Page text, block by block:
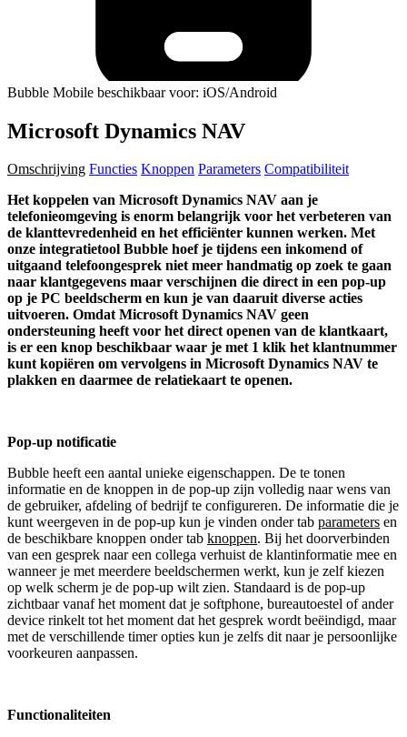
Bubble Mobile beschikbaar voor: iOS/Android
Microsoft Dynamics NAV
Omschrijving Functies Knoppen Parameters Compatibiliteit
Het koppelen van Microsoft Dynamics NAV aan je
telefonieomgeving is enorm belangrijk voor het verbeteren van
de klanttevredenheid en het efficiënter kunnen werken. Met
onze integratietool Bubble hoef je tijdens een inkomend of
uitgaand telefoongesprek niet meer handmatig op zoek te gaan
naar klantgegevens maar verschijnen die direct in een pop-up
op je PC beeldscherm en kun je van daaruit diverse acties
uitvoeren. Omdat Microsoft Dynamics NAV geen
ondersteuning heeft voor het direct openen van de klantkaart,
is er een knop beschikbaar waar je met 1 klik het klantnummer
kunt kopiëren om vervolgens in Microsoft Dynamics NAV te
plakken en daarmee de relatiekaart te openen.
Pop-up notificatie
Bubble heeft een aantal unieke eigenschappen. De te tonen
informatie en de knoppen in de pop-up zijn volledig naar wens van
de gebruiker, afdeling of bedrijf te configureren. De informatie die je
kunt weergeven in de pop-up kun je vinden onder tab parameters en
de beschikbare knoppen onder tab knoppen. Bij het doorverbinden
van een gesprek naar een collega verhuist de klantinformatie mee en
wanneer je met meerdere beeldschermen werkt, kun je zelf kiezen
op welk scherm je de pop-up wilt zien. Standaard is de pop-up
zichtbaar vanaf het moment dat je softphone, bureautoestel of ander
device rinkelt tot het moment dat het gesprek wordt beëindigd, maar
met de verschillende timer opties kun je zelfs dit naar je persoonlijke
voorkeuren aanpassen.
Functionaliteiten